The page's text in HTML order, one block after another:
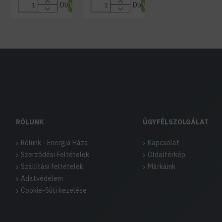
Db Db
RÓLUNK
Rólunk - Energia Háza
Szerződési Feltételek
Szállítási feltételek
Adatvédelem
Cookie-Süti kezelése
ÜGYFÉLSZOLGÁLAT
Kapcsolat
Oldaltérkép
Márkáink